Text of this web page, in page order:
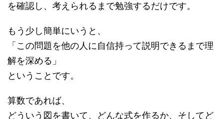
を確認し、考えられるまで勉強するだけです。
もう少し簡単にいうと、
「この問題を他の人に自信持って説明できるまで理
解を深める」
ということです。
算数であれば、
どういう図を書いて、どんな式を作るか、そしてど